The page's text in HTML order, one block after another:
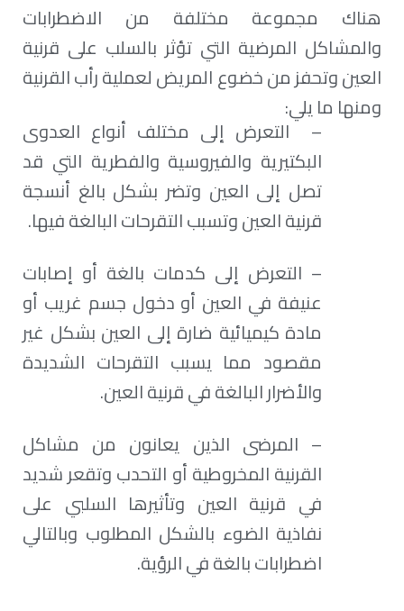
هناك مجموعة مختلفة من الاضطرابات
والمشاكل المرضية التي تؤثر بالسلب على قرنية
العين وتحفز من خضوع المريض لعملية رأب القرنية
ومنها ما يلي:
– التعرض إلى مختلف أنواع العدوى
البكتيرية والفيروسية والفطرية التي قد
تصل إلى العين وتضر بشكل بالغ أنسجة
قرنية العين وتسبب التقرحات البالغة فيها.
– التعرض إلى كدمات بالغة أو إصابات
عنيفة في العين أو دخول جسم غريب أو
مادة كيميائية ضارة إلى العين بشكل غير
مقصود مما يسبب التقرحات الشديدة
والأضرار البالغة في قرنية العين.
– المرضى الذين يعانون من مشاكل
القرنية المخروطية أو التحدب وتقعر شديد
في قرنية العين وتأثيرها السلبي على
نفاذية الضوء بالشكل المطلوب وبالتالي
اضطرابات بالغة في الرؤية.